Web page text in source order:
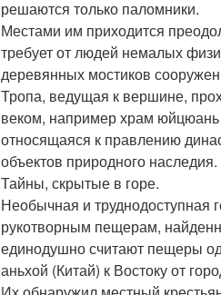
решаются только паломники.
Местами им приходится
требует от людей немалых
деревянных мостиков
Тропа, ведущая к вершине,
веком, например храм юйцюань
относящаяся к правлению
объектов природного наследия.
Тайны, скрытые в горе.
Необычная и труднодоступная
рукотворным пещерам,
единодушно считают пещеры
аньхой (Китай) к Востоку от